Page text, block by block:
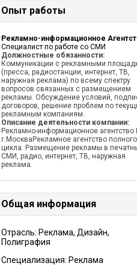
Опыт работы
Специалист по работе со СМИ
Должностные обязанности:
Коммуникации с рекламными
(пресса, радиостанции, интернет, ТВ,
наружная реклама) по всему спектру
вопросов связанных с размещением
рекламы. Обсуждение условий,
договоров, решение проблем по
рекламным компаниям.
Описание деятельности компании:
Рекламно-информационное агентство
г.МоскваРекламное агентство полного
цикла. Размещение рекламы в
СМИ, радио, интернет, ТВ, наружная
реклама.
Общая информация
Отрасль: Реклама, Дизайн,
Полиграфия
Специализация: Реклама